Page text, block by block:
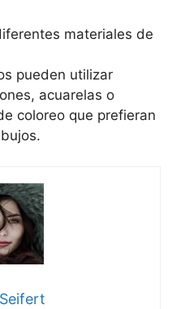
materiales de
pueden utilizar
acuarelas o
coloreo que prefieran